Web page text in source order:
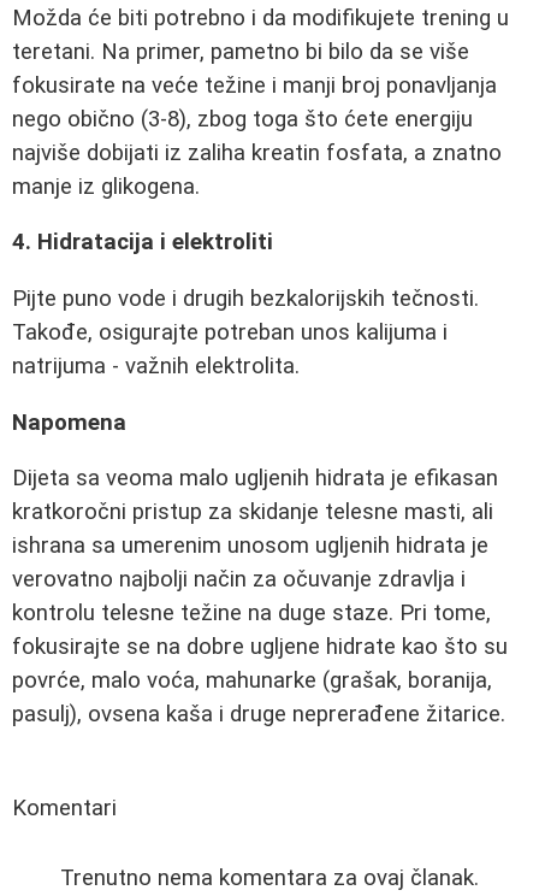
Možda će biti potrebno i da modifikujete trening u
teretani. Na primer, pametno bi bilo da se više
fokusirate na veće težine i manji broj ponavljanja
nego obično (3-8), zbog toga što ćete energiju
najviše dobijati iz zaliha kreatin fosfata, a znatno
manje iz glikogena.
4. Hidratacija i elektroliti
Pijte puno vode i drugih bezkalorijskih tečnosti.
Takođe, osigurajte potreban unos kalijuma i
natrijuma - važnih elektrolita.
Napomena
Dijeta sa veoma malo ugljenih hidrata je efikasan
kratkoročni pristup za skidanje telesne masti, ali
ishrana sa umerenim unosom ugljenih hidrata je
verovatno najbolji način za očuvanje zdravlja i
kontrolu telesne težine na duge staze. Pri tome,
fokusirajte se na dobre ugljene hidrate kao što su
povrće, malo voća, mahunarke (grašak, boranija,
pasulj), ovsena kaša i druge neprerađene žitarice.
Komentari
Trenutno nema komentara za ovaj članak.